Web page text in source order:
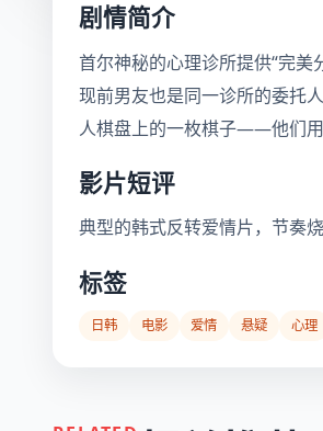
剧情简介
首尔神秘的心理诊所提供“完
现前男友也是同一诊所的委托
人棋盘上的一枚棋子——他们用
影片短评
典型的韩式反转爱情片，节奏
标签
日韩 电影 爱情 悬疑 心理